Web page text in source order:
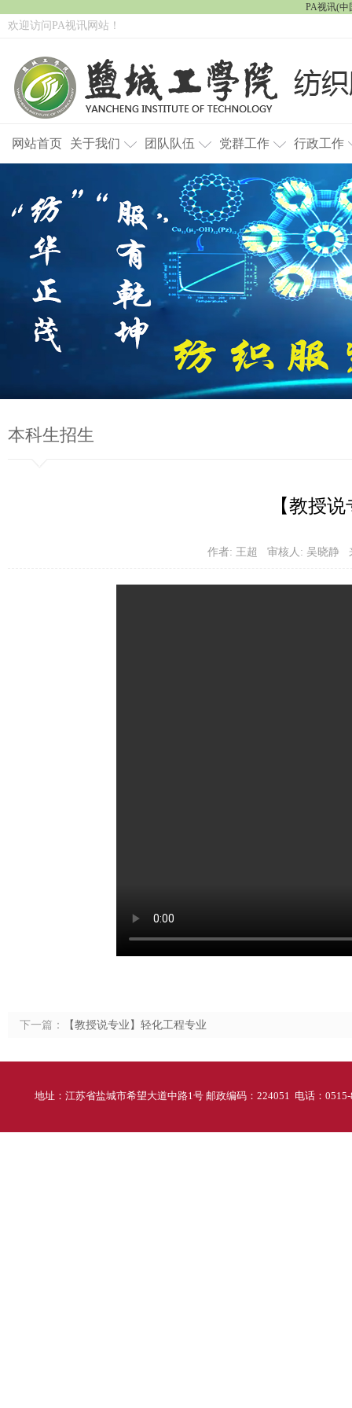
PA视讯(中
欢迎访问PA视讯网站！
网站首页 关于我们 团队队伍 党群工作 行政工作
本科生招生
【教授
作者: 王超 审核人: 吴晓静
下一篇： 【教授说专业】轻化工程专业
地址：江苏省盐城市希望大道中路1号 邮政编码：224051 电话：